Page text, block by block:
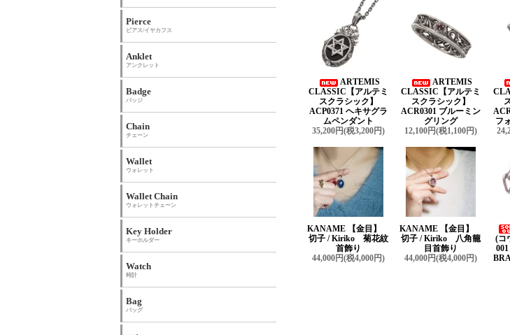
ARTEMIS
CLASSIC【アルテミ
スクラシック】
ACP0371 ヘキサグラ
ムペンダント
35,200円(税3,200円)
ARTEMIS
CLASSIC【アルテミ
スクラシック】
ACR0301 ブルーミン
グリング
12,100円(税1,100円)
フ
KANAME 【金目】
切子 / Kiriko 菊花紋
首飾り
44,000円(税4,000円)
KANAME 【金目】
切子 / Kiriko 八角籠
目首飾り
44,000円(税4,000円)
(コ
Pierce
ピアス/イヤカフス
Anklet
アンクレット
Badge
バッジ
Chain
チェーン
Wallet
ウォレット
Wallet Chain
ウォレットチェーン
Key Holder
キーホルダー
Watch
時計
Bag
バッグ